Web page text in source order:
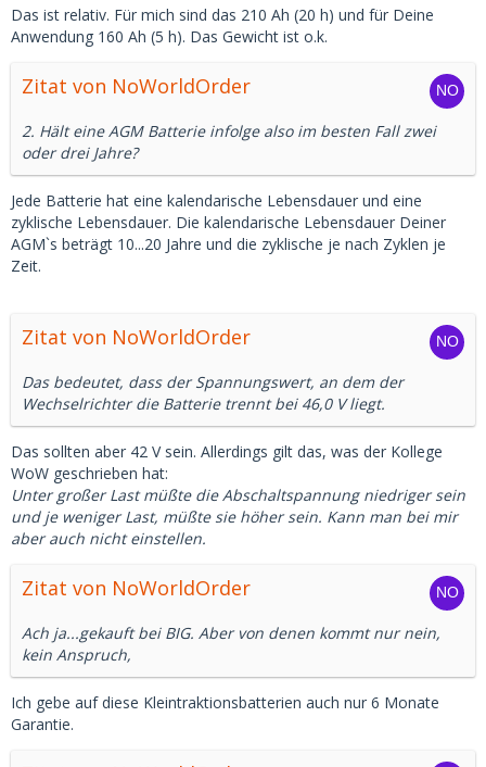
Das ist relativ. Für mich sind das 210 Ah (20 h) und für Deine
Anwendung 160 Ah (5 h). Das Gewicht ist o.k.
Zitat von NoWorldOrder
2. Hält eine AGM Batterie infolge also im besten Fall zwei
oder drei Jahre?
Jede Batterie hat eine kalendarische Lebensdauer und eine
zyklische Lebensdauer. Die kalendarische Lebensdauer Deiner
AGM`s beträgt 10...20 Jahre und die zyklische je nach Zyklen je
Zeit.
Zitat von NoWorldOrder
Das bedeutet, dass der Spannungswert, an dem der
Wechselrichter die Batterie trennt bei 46,0 V liegt.
Das sollten aber 42 V sein. Allerdings gilt das, was der Kollege
WoW geschrieben hat:
Unter großer Last müßte die Abschaltspannung niedriger sein
und je weniger Last, müßte sie höher sein. Kann man bei mir
aber auch nicht einstellen.
Zitat von NoWorldOrder
Ach ja...gekauft bei BIG. Aber von denen kommt nur nein,
kein Anspruch,
Ich gebe auf diese Kleintraktionsbatterien auch nur 6 Monate
Garantie.